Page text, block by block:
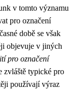
v tomto významu
pro označení
době se však
objevuje v jiných
pro označení
zvláště typické pro
používají výraz